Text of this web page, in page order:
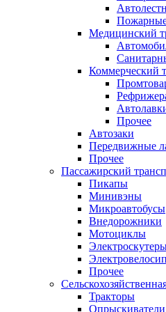
Медицинский
Коммерческий
Прочее
Автозаки
Передвижные
Прочее
Пассажирский
Пикапы
Минивэны
Микроавтобусы
Внедорожники
Мотоциклы
Прочее
Тракторы
Опрыскиватели